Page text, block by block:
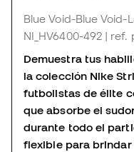
Blue Void-Blue
NI_HV6400-492 | ref.
Demuestra tus
la colección Nike
futbolistas de élite
que absorbe el
durante todo el
flexible para